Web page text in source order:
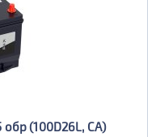
обр (100D26L, CA)